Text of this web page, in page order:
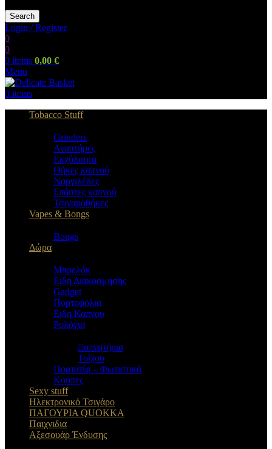
Search
Login / Register
0
0
0 items 0,00 €
Menu
0 items
Tobacco Stuff
Grinders
Αναπτήρες
Εκχύλισμα
Θήκες καπνού
Ναργιλέδες
Σπάστες καπνού
Τσιγαροθήκες
Vapes & Bongs
Bongs
Δώρα
Μπρελόκ
Eιδη Διακοσμησης
Gadget
Πορτοφόλια
Ειδη Καπνου
Ρολόγια
Ξυπνητήρια
Τοίχου
Πορτατίφ – Φωτιστικά
Κουπες
Sexy stuff
Ηλεκτρονικό Τσιγάρο
ΠΑΓΟΥΡΙΑ QUOKKA
Παιχνιδια
Αξεσουάρ Ένδυσης